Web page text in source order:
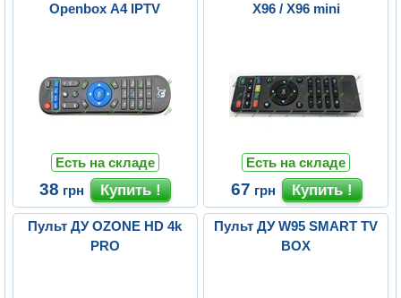
Openbox A4 IPTV
Есть на складе
38 грн
X96 / X96 mini
Есть на складе
67 грн
Пульт ДУ OZONE HD 4k
PRO
Пульт ДУ W95 SMART TV
BOX